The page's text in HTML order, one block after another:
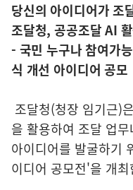
당신의 아이디어가 조
조달청, 공공조달 AI
- 국민 누구나 참여가
식 개선 아이디어 공모
조달청(청장 임기근)
을 활용하여 조달 업
아이디어를 발굴하기
이디어 공모전'을 개최